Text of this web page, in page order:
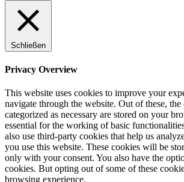
Schließen
Privacy Overview
This website uses cookies to improve your
navigate through the website. Out of these, the
categorized as necessary are stored on your
essential for the working of basic
also use third-party cookies that help us
you use this website. These cookies will be
only with your consent. You also have the
cookies. But opting out of some of these
browsing experience.